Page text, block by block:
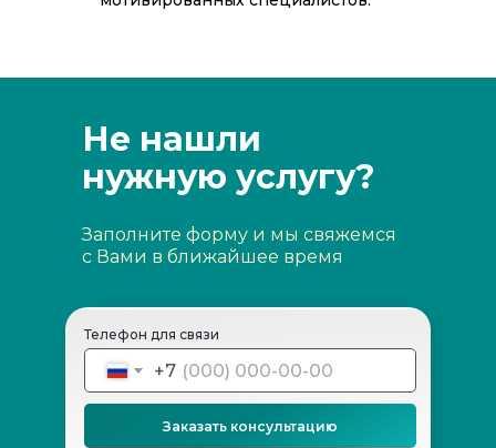
Телефон для связи
+7
Заказать консультацию
Не нашли
нужную услугу?
Заполните форму и мы свяжемся
с Вами в ближайшее время